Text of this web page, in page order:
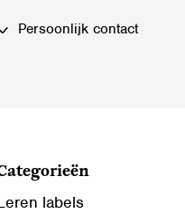
Persoonlijk contact
labels